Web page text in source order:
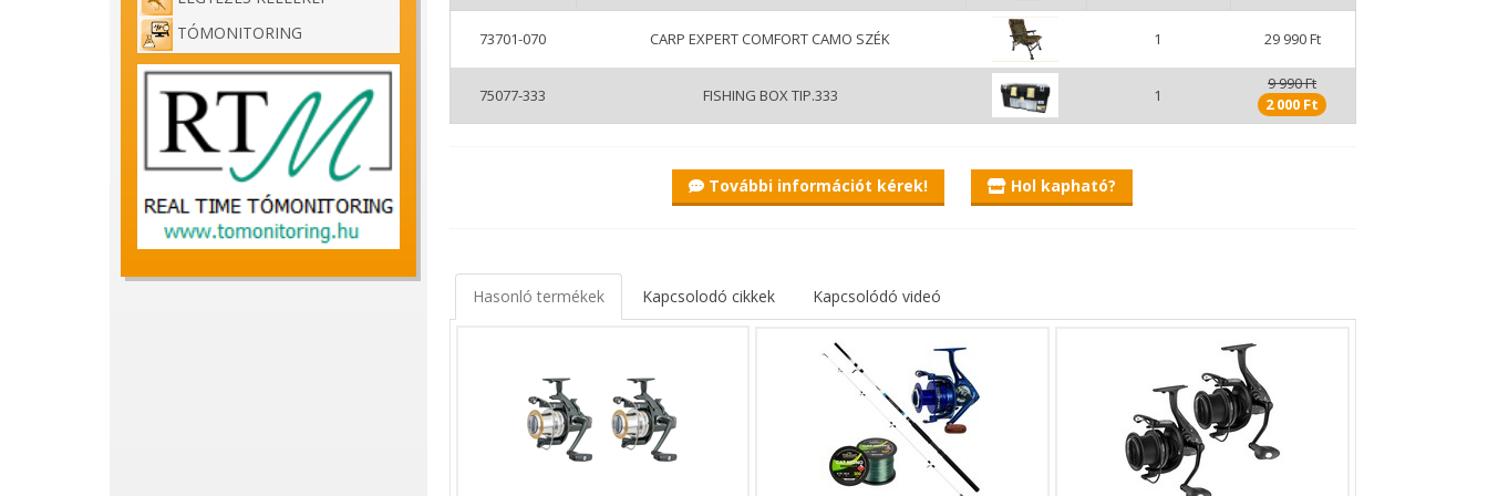
TÓMONITORING
akiknek elegük van a kicsi, kényelmetlen, kis teherbírású székekből!
Fishing Box horgász doboz - Tip.333
Kezdő és haladó horgászok univerzális szerelékes ládája. A napi horgászat nélkülözhetetlen, alapvető kellékeit, kiegészítőit
tárolhatjuk benne. A felnyitható tető rekeszei igazi apróság tárolók: horogszabadító, ólom, ütköző, stb., mind elfér benne és a
kiválóan záródó, vízhatlan, átlátszó műanyag fedél révén jól áttekinthetők.
bepakolhatunk, főleg a nagyobb, darabosabb kellékeket, és kiegészítőket. Egy elülső kibillenthető tálca rész is található rajta,
ami ólmok, kosarak és egyéb felszerelés praktikus tárolását teszi lehetővé.
Ezt az univerzális szerelékes ládát a mindennapi élet számos területén alkalmazhatjuk, használhatjuk. Kiválóan alkalmas
szerszámok, csavarok, és egyéb eszközök tárolására és szállítására.
73701-070 CARP EXPERT COMFORT CAMO SZÉK 1 29 990 Ft
75077-333 FISHING BOX TIP.333 1
9 990 Ft
2 000 Ft
További információt kérek! Hol kapható?
Hasonló termékek Kapcsolodó cikkek Kapcsolódó videó